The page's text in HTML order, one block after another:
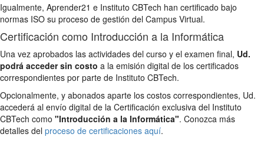
Igualmente, Aprender21 e Instituto CBTech han certificado bajo
normas ISO su proceso de gestión del Campus Virtual.
Certificación como Introducción a la Informática
Una vez aprobados las actividades del curso y el examen final, Ud.
podrá acceder sin costo a la emisión digital de los certificados
correspondientes por parte de Instituto CBTech.
Opcionalmente, y abonados aparte los costos correspondientes, Ud.
accederá al envío digital de la Certificación exclusiva del Instituto
CBTech como "Introducción a la Informática". Conozca más
detalles del proceso de certificaciones aquí.